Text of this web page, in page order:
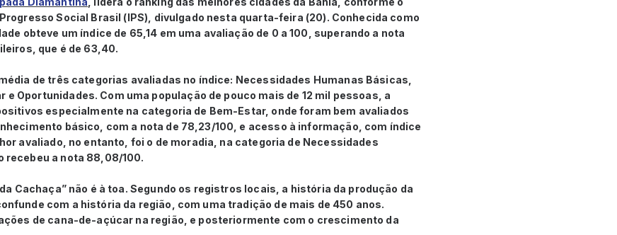
Social Brasil (IPS), divulgado nesta quarta-feira (20). Conhecida como
obteve um índice de 65,14 em uma avaliação de 0 a 100, superando a nota
que é de 63,40.
de três categorias avaliadas no índice: Necessidades Humanas Básicas,
e Oportunidades. Com uma população de pouco mais de 12 mil pessoas, a
especialmente na categoria de Bem-Estar, onde foram bem avaliados
básico, com a nota de 78,23/100, e acesso à informação, com índice
avaliado, no entanto, foi o de moradia, na categoria de Necessidades
recebeu a nota 88,08/100.
Cachaça” não é à toa. Segundo os registros locais, a história da produção da
com a história da região, com uma tradição de mais de 450 anos.
de cana-de-açúcar na região, e posteriormente com o crescimento da